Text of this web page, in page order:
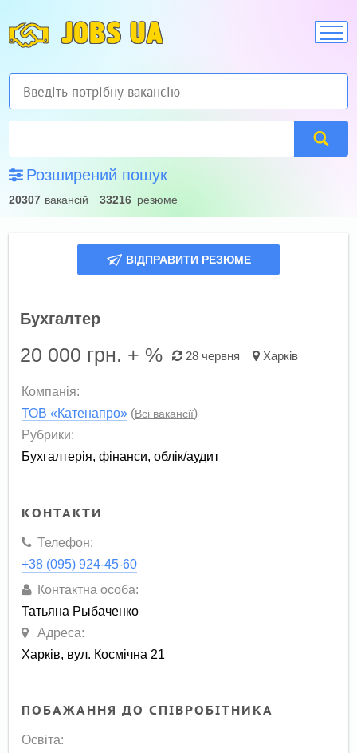
JOBS UA
Розширений пошук
20307 вакансій 33216 резюме
ВІДПРАВИТИ РЕЗЮМЕ
Бухгалтер
20 000 грн. + % 28 червня Харків
Компанія:
ТОВ «Катенапро» (Всі вакансії)
Рубрики:
Бухгалтерія, фінанси, облік/аудит
КОНТАКТИ
Телефон:
+38 (095) 924-45-60
Контактна особа:
Татьяна Рыбаченко
Адреса:
Харків, вул. Космічна 21
ПОБАЖАННЯ ДО СПІВРОБІТНИКА
Освіта: